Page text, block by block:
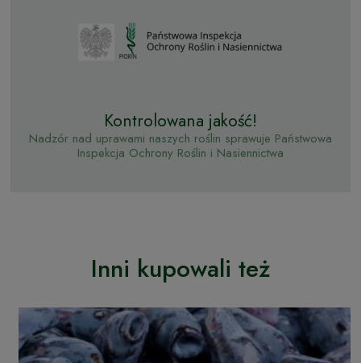
Kontrolowana jakość!
Nadzór nad uprawami naszych roślin sprawuje Państwowa
Inspekcja Ochrony Roślin i Nasiennictwa
Inni kupowali też